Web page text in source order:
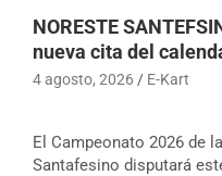
NORESTE
nueva cita del
4 agosto, 2026 E-Kart
El Campeonato 2026 de
Santafesino disputará